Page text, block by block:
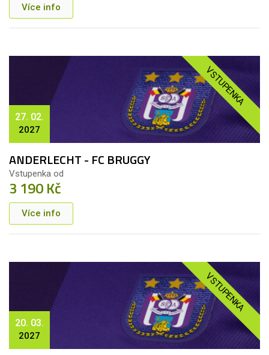
Více info
VSTUPENKA
27. 02.
2027
ANDERLECHT - FC BRUGGY
Vstupenka od
3 190 Kč
Více info
VSTUPENKA
20. 03.
2027